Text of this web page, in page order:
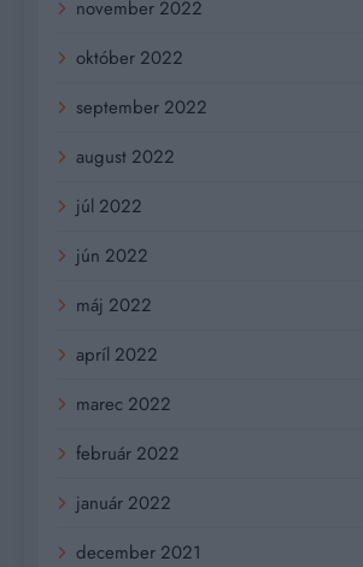
november 2022
október 2022
september 2022
august 2022
júl 2022
jún 2022
máj 2022
apríl 2022
marec 2022
február 2022
január 2022
december 2021